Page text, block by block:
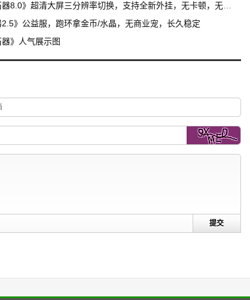
8.0》超清大屏三分辨率切换，支持全新外挂，无卡顿，无花屏，限7开
2.5》公益服，跑环拿金币/水晶，无商业宠，长久稳定
器》人气展示图